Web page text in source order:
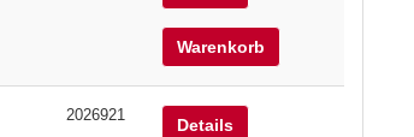
Warenkorb
2026921
Details